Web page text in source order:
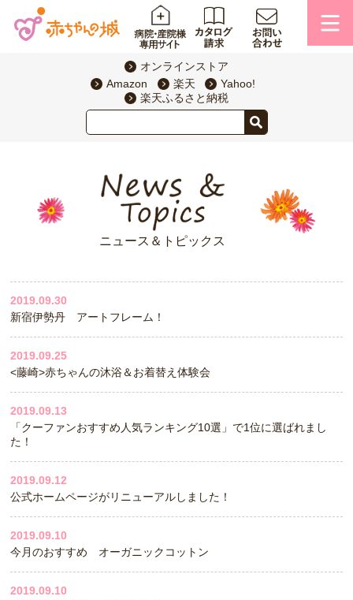
オンラインストア
Amazon
楽天
Yahoo!
楽天ふるさと納税
ニュース＆トピックス
2019.09.30
新宿伊勢丹 アートフレーム！
2019.09.25
<藤崎>赤ちゃんの沐浴＆お着替え体験会
2019.09.13
「クーファンおすすめ人気ランキング10選」で1位に選ばれまし
た！
2019.09.12
公式ホームページがリニューアルしました！
2019.09.10
今月のおすすめ オーガニックコットン
2019.09.10